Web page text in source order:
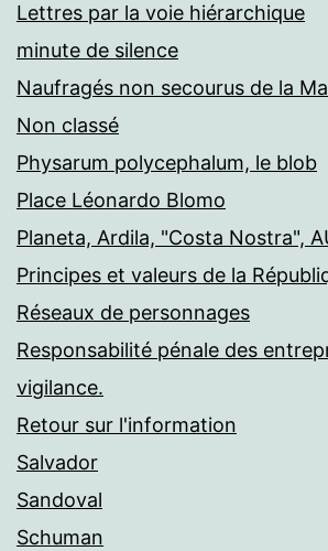
Lettres par la voie hiérarchique
minute de silence
Naufragés non secourus de la
Non classé
Physarum polycephalum, le blob
Place Léonardo Blomo
Planeta, Ardila, "Costa Nostra",
Principes et valeurs de la
Réseaux de personnages
Responsabilité pénale des
vigilance.
Retour sur l'information
Salvador
Sandoval
Schuman